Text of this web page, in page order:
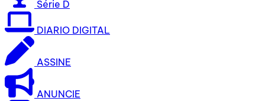
Série D
DIARIO DIGITAL
ASSINE
ANUNCIE